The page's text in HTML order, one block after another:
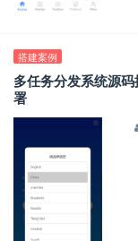
搭建案例
多任务分发系统源
署